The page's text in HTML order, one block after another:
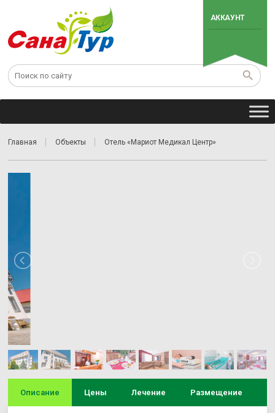
АККАУНТ
Главная Объекты Отель «Мариот Медикал Центр»
Описание Цены Лечение Размещение